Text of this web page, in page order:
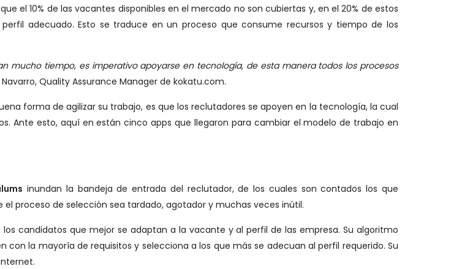
el 10% de las vacantes disponibles en el mercado no son cubiertas y, en el 20% de estos
adecuado. Esto se traduce en un proceso que consume recursos y tiempo de los
mucho tiempo, es imperativo apoyarse en tecnología, de esta manera todos los procesos
Quality Assurance Manager de kokatu.com.
forma de agilizar su trabajo, es que los reclutadores se apoyen en la tecnología, la cual
Ante esto, aquí en están cinco apps que llegaron para cambiar el modelo de trabajo en
inundan la bandeja de entrada del reclutador, de los cuales son contados los que
proceso de selección sea tardado, agotador y muchas veces inútil.
candidatos que mejor se adaptan a la vacante y al perfil de las empresa. Su algoritmo
la mayoría de requisitos y selecciona a los que más se adecuan al perfil requerido. Su